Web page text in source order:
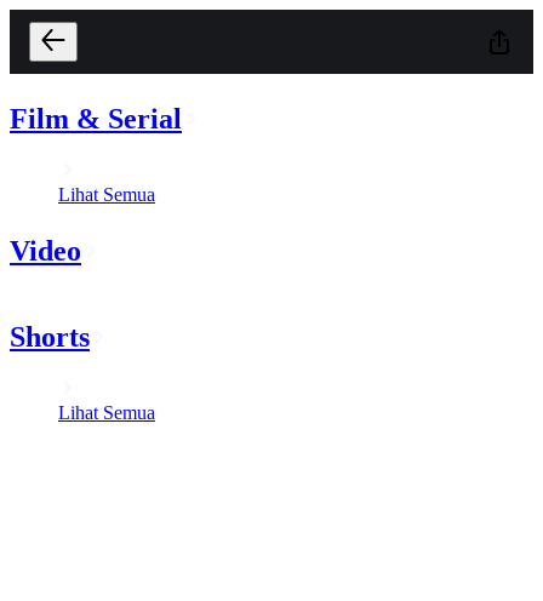
Film & Serial
Lihat Semua
Video
Shorts
Lihat Semua